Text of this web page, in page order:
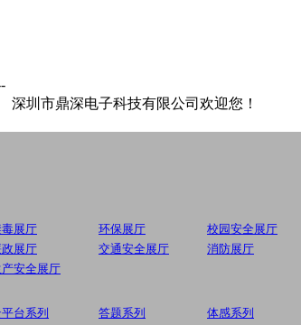
技有限公司欢迎您！
展厅 环保展厅
校园安全展厅
政展厅 交通安全展厅
消防展厅
安全展厅
台系列 答题系列
体感系列